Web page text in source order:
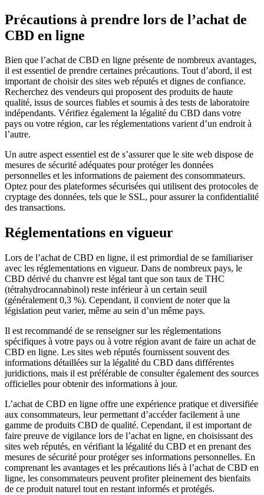
Précautions à prendre lors de l’achat de
CBD en ligne
Bien que l’achat de CBD en ligne présente de nombreux avantages,
il est essentiel de prendre certaines précautions. Tout d’abord, il est
important de choisir des sites web réputés et dignes de confiance.
Recherchez des vendeurs qui proposent des produits de haute
qualité, issus de sources fiables et soumis à des tests de laboratoire
indépendants. Vérifiez également la légalité du CBD dans votre
pays ou votre région, car les réglementations varient d’un endroit à
l’autre.
Un autre aspect essentiel est de s’assurer que le site web dispose de
mesures de sécurité adéquates pour protéger les données
personnelles et les informations de paiement des consommateurs.
Optez pour des plateformes sécurisées qui utilisent des protocoles de
cryptage des données, tels que le SSL, pour assurer la confidentialité
des transactions.
Réglementations en vigueur
Lors de l’achat de CBD en ligne, il est primordial de se familiariser
avec les réglementations en vigueur. Dans de nombreux pays, le
CBD dérivé du chanvre est légal tant que son taux de THC
(tétrahydrocannabinol) reste inférieur à un certain seuil
(généralement 0,3 %). Cependant, il convient de noter que la
législation peut varier, même au sein d’un même pays.
Il est recommandé de se renseigner sur les réglementations
spécifiques à votre pays ou à votre région avant de faire un achat de
CBD en ligne. Les sites web réputés fournissent souvent des
informations détaillées sur la légalité du CBD dans différentes
juridictions, mais il est préférable de consulter également des sources
officielles pour obtenir des informations à jour.
L’achat de CBD en ligne offre une expérience pratique et diversifiée
aux consommateurs, leur permettant d’accéder facilement à une
gamme de produits CBD de qualité. Cependant, il est important de
faire preuve de vigilance lors de l’achat en ligne, en choisissant des
sites web réputés, en vérifiant la légalité du CBD et en prenant des
mesures de sécurité pour protéger ses informations personnelles. En
comprenant les avantages et les précautions liés à l’achat de CBD en
ligne, les consommateurs peuvent profiter pleinement des bienfaits
de ce produit naturel tout en restant informés et protégés.